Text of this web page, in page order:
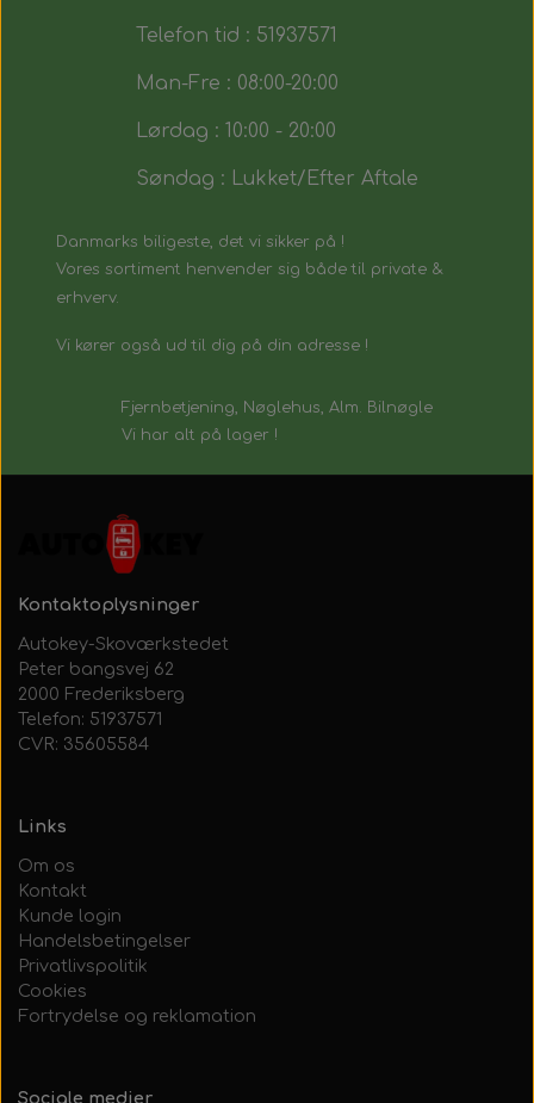
Telefon tid : 51937571
Man-Fre : 08:00-20:00
Lørdag : 10:00 - 20:00
Søndag : Lukket/Efter Aftale
Danmarks biligeste, det vi sikker på !
Vores sortiment henvender sig både til private &
erhverv.
Vi kører også ud til dig på din adresse !
Fjernbetjening, Nøglehus, Alm. Bilnøgle
Vi har alt på lager !
Kontaktoplysninger
Autokey-Skoværkstedet
Peter bangsvej 62
2000 Frederiksberg
Telefon: 51937571
CVR: 35605584
Links
Om os
Kontakt
Kunde login
Handelsbetingelser
Privatlivspolitik
Cookies
Fortrydelse og reklamation
Sociale medier